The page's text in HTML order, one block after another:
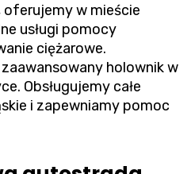
oferujemy w mieście
usługi pomocy
ciężarowe.
holownik w
Obsługujemy całe
i zapewniamy pomoc